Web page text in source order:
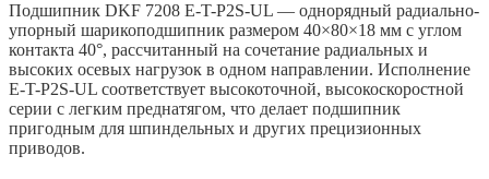
Подшипник DKF 7208 E-T-P2S-UL — однорядный радиально-
упорный шарикоподшипник размером 40×80×18 мм с углом
контакта 40°, рассчитанный на сочетание радиальных и
высоких осевых нагрузок в одном направлении. Исполнение
E-T-P2S-UL соответствует высокоточной, высокоскоростной
серии с легким преднатягом, что делает подшипник
пригодным для шпиндельных и других прецизионных
приводов.